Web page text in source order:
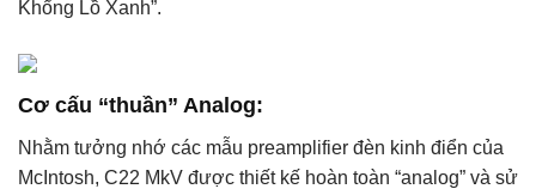
Khổng Lồ Xanh”.
Cơ cấu “thuần” Analog:
Nhằm tưởng nhớ các mẫu preamplifier đèn kinh điển của
McIntosh, C22 MkV được thiết kế hoàn toàn “analog” và sử